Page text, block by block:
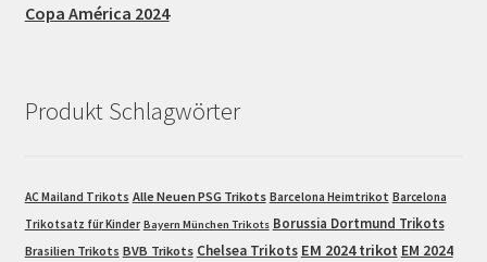
Copa América 2024
Produkt Schlagwörter
AC Mailand Trikots Alle Neuen PSG Trikots Barcelona Heimtrikot Barcelona
Trikotsatz für Kinder Bayern München Trikots Borussia Dortmund Trikots
Brasilien Trikots BVB Trikots Chelsea Trikots EM 2024 trikot EM 2024